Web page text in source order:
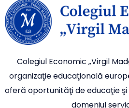
Colegiul Economic „Virgil
organizaţie educaţională
oferă oportunităţi de educaţie
domeniul